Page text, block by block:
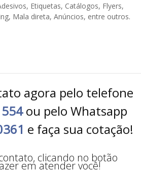
Etiquetas, Catálogos, Flyers,
Mala direta, Anúncios, entre outros.
agora pelo telefone
ou pelo Whatsapp
e faça sua cotação!
clicando no botão
em atender você!